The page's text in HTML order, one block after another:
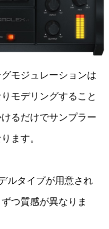
モジュレーションは
モデリングすること
るだけでサンプラー
ます。
ルタイプが用意され
つ質感が異なりま